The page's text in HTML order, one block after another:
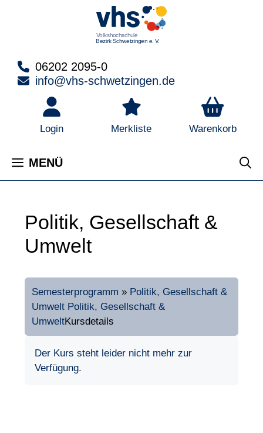
06202 2095-0
info@vhs-schwetzingen.de
Login Merkliste Warenkorb
MENÜ
Politik, Gesellschaft &
Umwelt
Semesterprogramm » Politik, Gesellschaft &
Umwelt Politik, Gesellschaft &
UmweltKursdetails
Der Kurs steht leider nicht mehr zur
Verfügung.